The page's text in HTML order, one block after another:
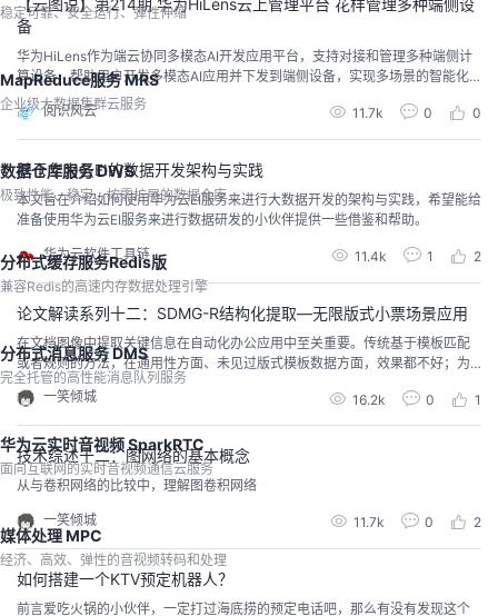
稳定可靠、安全运行、弹性伸缩
MapReduce服务 MRS
企业级大数据集群云服务
数据仓库服务 DWS
极致性能、稳定、按需扩展的数据仓库
分布式缓存服务Redis版
兼容Redis的高速内存数据处理引擎
分布式消息服务 DMS
完全托管的高性能消息队列服务
华为云实时音视频 SparkRTC
面向互联网的实时音视频通信云服务
媒体处理 MPC
经济、高效、弹性的音视频转码和处理
【云图说】第214期 华为HiLens云上管理平台 花样管理多种端侧设
备
华为HiLens作为端云协同多模态AI开发应用平台，支持对接和管理多种端侧计
算设备，帮助用户开发多模态AI应用并下发到端侧设备，实现多场景的智能化
解决方案。
阅识风云
11.7k 0 0
基于华为云EI的数据开发架构与实践
本文旨在介绍如何使用华为云EI服务来进行大数据开发的架构与实践，希望能给
准备使用华为云EI服务来进行数据研发的小伙伴提供一些借鉴和帮助。
华为云软件工具链 11.4k 1 2
论文解读系列十二：SDMG-R结构化提取—无限版式小票场景应用
在文档图像中提取关键信息在自动化办公应用中至关重要。传统基于模板匹配
或者规则的方法，在通用性方面、未见过版式模板数据方面，效果都不好；为
此，本文提出了一种端到端的空间多模态图推理模型（SDMG-R），能有效的
从未见过的模板数据中提取关键信息，并且通用性更好。
一笑倾城 16.2k 0 1
技术综述十二：图网络的基本概念
从与卷积网络的比较中，理解图卷积网络
一笑倾城 11.7k 0 2
如何搭建一个KTV预定机器人？
前言爱吃火锅的小伙伴，一定打过海底捞的预定电话吧，那么有没有发现这个